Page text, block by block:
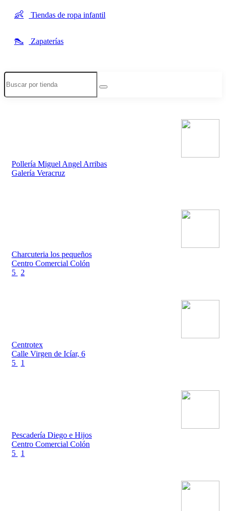
👶 Tiendas de ropa infantil
👠 Zapaterías
Pollería Miguel Angel Arribas
Galería Veracruz
Charcuteria los pequeños
Centro Comercial Colón
5
2
Centrotex
Calle Virgen de Icíar, 6
5
1
Pescadería Diego e Hijos
Centro Comercial Colón
5
1